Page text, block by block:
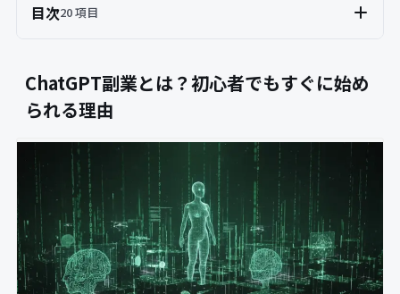
目次20 項目
ChatGPT副業とは？初心者でもすぐに始め
られる理由